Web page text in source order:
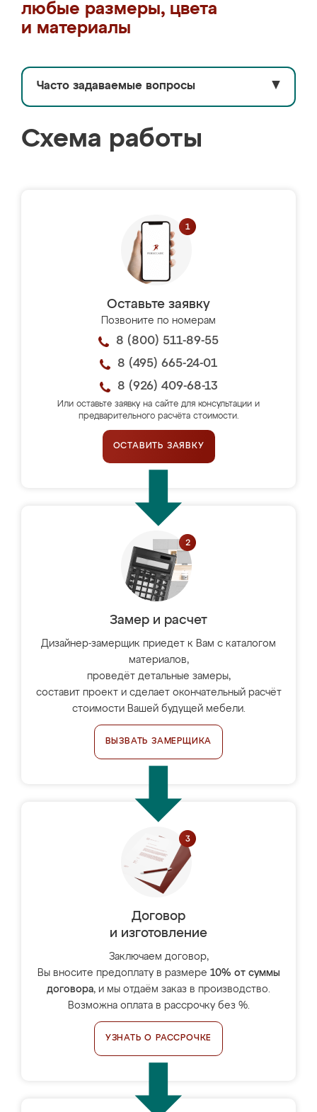
любые размеры, цвета
и материалы
Часто задаваемые вопросы ▼
Схема работы
Оставьте заявку
Позвоните по номерам
8 (800) 511-89-55
8 (495) 665-24-01
8 (926) 409-68-13
Или оставьте заявку на сайте для консультации и
предварительного расчёта стоимости.
ОСТАВИТЬ ЗАЯВКУ
Замер и расчет
Дизайнер-замерщик приедет к Вам с каталогом
материалов,
проведёт детальные замеры,
составит проект и сделает окончательный расчёт
стоимости Вашей будущей мебели.
ВЫЗВАТЬ ЗАМЕРЩИКА
Договор
и изготовление
Заключаем договор,
Вы вносите предоплату в размере 10% от суммы
договора, и мы отдаём заказ в производство.
Возможна оплата в рассрочку без %.
УЗНАТЬ О РАССРОЧКЕ